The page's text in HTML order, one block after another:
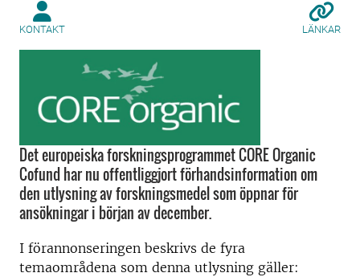
KONTAKT LÄNKAR
Det europeiska forskningsprogrammet CORE Organic
Cofund har nu offentliggjort förhandsinformation om
den utlysning av forskningsmedel som öppnar för
ansökningar i början av december.
I förannonseringen beskrivs de fyra
temaområdena som denna utlysning gäller: